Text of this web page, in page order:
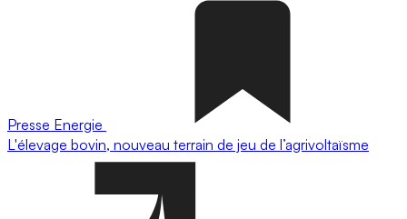
Presse Energie
L'élevage bovin, nouveau terrain de jeu de l’agrivoltaïsme